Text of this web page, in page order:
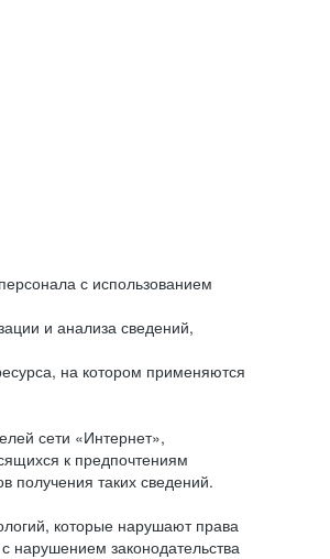
с использованием
и анализа сведений,
на котором применяются
сети «Интернет»,
к предпочтениям
получения таких сведений.
которые нарушают права
нарушением законодательства